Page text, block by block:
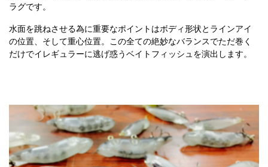
ラグです。
水面を跳ねさせる為に重要なポイントはボディ形状とラインアイ
の位置、そして重心位置。この全ての絶妙なバランスでただ巻く
だけでイレギュラーに逃げ惑うベイトフィッシュを演出します。